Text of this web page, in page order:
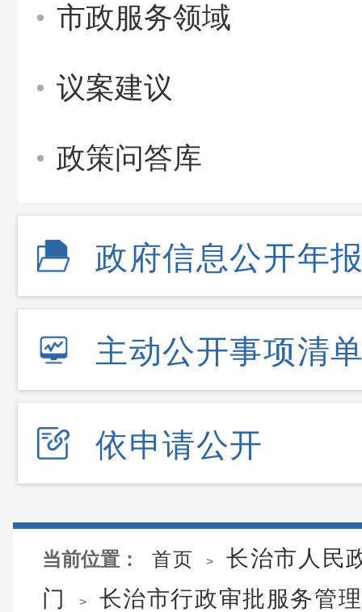
市政服务领域
议案建议
政策问答库
政府信息公开年
主动公开事项清
依申请公开
当前位置： 首页 >
长治市人民
门
>
长治市行政审批服务管